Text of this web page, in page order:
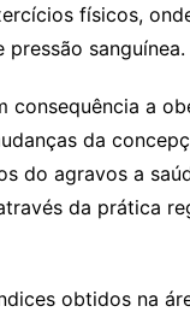
físicos,
sanguínea.
a
da
do agravos a
da prática
obtidos na